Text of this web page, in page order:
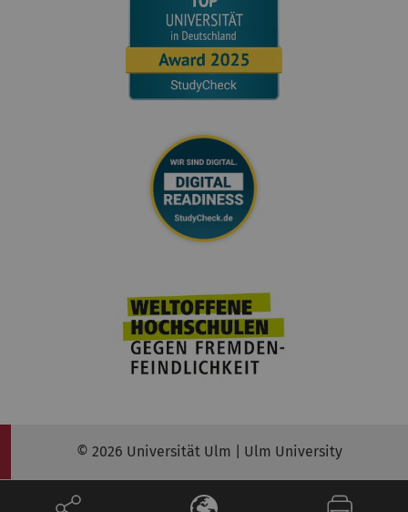
© 2026 Universität Ulm | Ulm University